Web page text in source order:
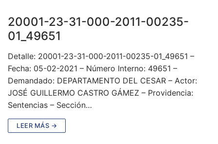
20001-23-31-000-2011-00235-
01_49651
Detalle: 20001-23-31-000-2011-00235-01_49651 –
Fecha: 05-02-2021 – Número Interno: 49651 –
Demandado: DEPARTAMENTO DEL CESAR – Actor:
JOSÉ GUILLERMO CASTRO GÁMEZ – Providencia:
Sentencias – Sección…
LEER MÁS →